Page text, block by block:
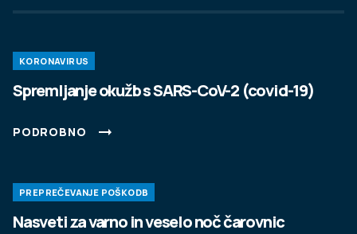
KORONAVIRUS
Spremljanje okužb s SARS-CoV-2 (covid-19)
PODROBNO
PREPREČEVANJE POŠKODB
Nasveti za varno in veselo noč čarovnic